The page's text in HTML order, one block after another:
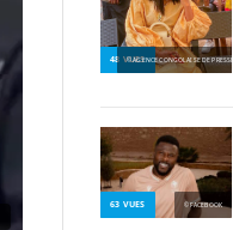
48 VUES
© AGENCE CONGOLAISE DE PRESSE
63 VUES © FACEBOOK